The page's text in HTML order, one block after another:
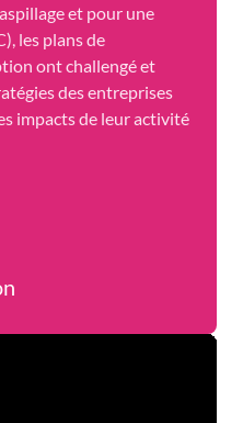
et pour une
les plans de
ont challengé et
des entreprises
impacts de leur activité